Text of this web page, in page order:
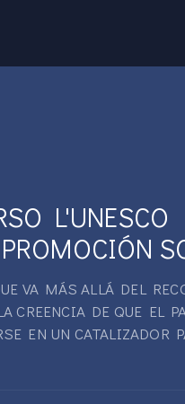
L'UNESCO
VA MÁS ALLÁ DEL
CREENCIA DE QUE EL
EN UN CATALIZADOR